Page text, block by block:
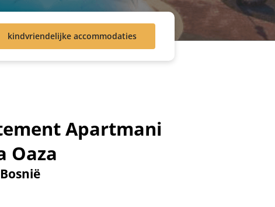
kindvriendelijke accommodaties
Apartmani
Oaza